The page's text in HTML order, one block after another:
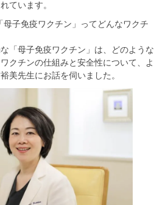
ています。
子免疫ワクチン」ってどんなワクチ
「母子免疫ワクチン」は、どのような
クチンの仕組みと安全性について、よ
美先生にお話を伺いました。